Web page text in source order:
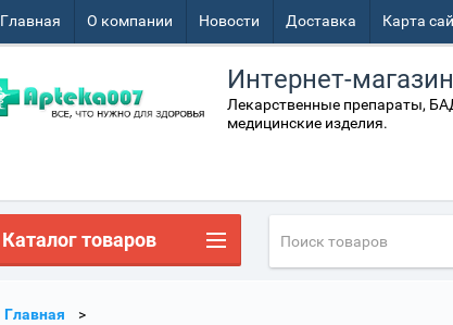
Главная О компании Новости Доставка Карта
Интернет-магазин
Лекарственные препараты,
медицинские изделия.
Главная
Каталог товаров